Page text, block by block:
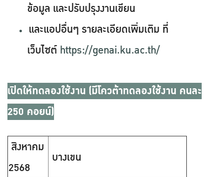
ข้อมูล และปรับปรุงงานเขียน
และแอปอื่นๆ รายละเอียดเพิ่มเติม ที่
เว็บไซต์ https://genai.ku.ac.th/
เปิดให้ทดลองใช้งาน (มีโควต้าทดลองใช้งาน คนละ
250 คอยน์)
สิงหาคม
2568
บางเขน